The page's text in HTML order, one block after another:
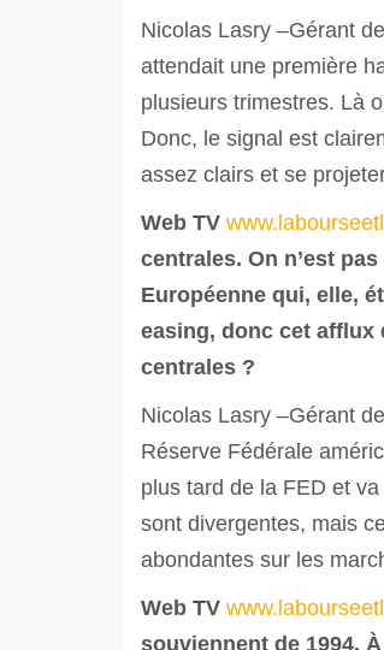
Nicolas Lasry –Gérant
attendait une première
plusieurs trimestres. Là
Donc, le signal est
assez clairs et se
Web TV
centrales. On n’est
Européenne qui, elle,
easing, donc cet afflux
centrales ?
Nicolas Lasry –Gérant
Réserve Fédérale
plus tard de la FED et
sont divergentes, mais
abondantes sur les
Web TV
souviennent de 1994.